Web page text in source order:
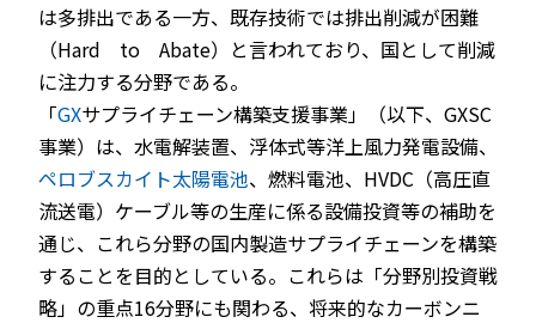
は多排出である一方、既存技術では排出削減が困難
（Hard to Abate）と言われており、国として削減
に注力する分野である。
「GXサプライチェーン構築支援事業」（以下、GXSC
事業）は、水電解装置、浮体式等洋上風力発電設備、
ペロブスカイト太陽電池、燃料電池、HVDC（高圧直
流送電）ケーブル等の生産に係る設備投資等の補助を
通じ、これら分野の国内製造サプライチェーンを構築
することを目的としている。これらは「分野別投資戦
略」の重点16分野にも関わる、将来的なカーボンニ